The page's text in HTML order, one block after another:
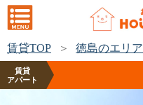
賃貸TOP 徳島のエリア
賃貸
アパート